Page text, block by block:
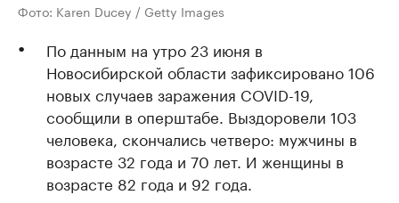
Фото: Karen Ducey / Getty Images
По данным на утро 23 июня в
Новосибирской области зафиксировано 106
новых случаев заражения COVID-19,
сообщили в оперштабе. Выздоровели 103
человека, скончались четверо: мужчины в
возрасте 32 года и 70 лет. И женщины в
возрасте 82 года и 92 года.